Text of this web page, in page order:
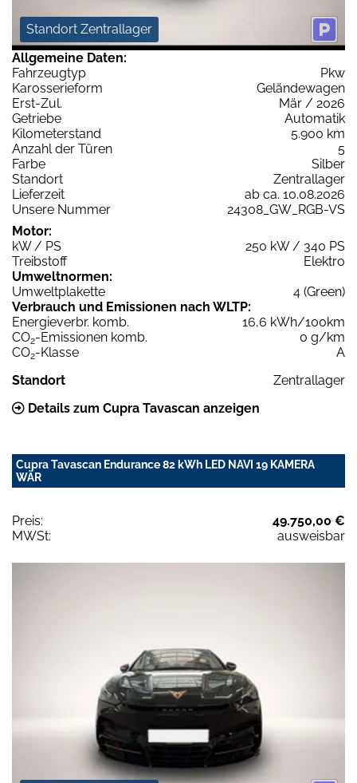
Standort Zentrallager
Allgemeine Daten:
Fahrzeugtyp
Pkw
Karosserieform
Geländewagen
Erst-Zul.
Mär / 2026
Getriebe
Automatik
Kilometerstand
5.900 km
Anzahl der Türen
5
Farbe
Silber
Standort
Zentrallager
Lieferzeit
ab ca. 10.08.2026
Unsere Nummer
24308_GW_RGB-VS
Motor:
kW / PS
250 kW / 340 PS
Treibstoff
Elektro
Umweltnormen:
Umweltplakette
4 (Green)
Verbrauch und Emissionen nach WLTP:
Energieverbr. komb.
16,6 kWh/100km
CO2-Emissionen komb.
0 g/km
CO2-Klasse
A
Standort
Zentrallager
Details zum Cupra Tavascan anzeigen
Cupra Tavascan Endurance 82 kWh LED NAVI 19 KAMERA
WÄR
Preis:
49.750,00 €
MWSt:
ausweisbar